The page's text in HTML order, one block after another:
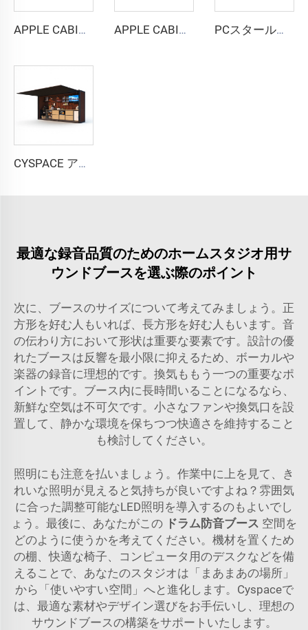
APPLE CABIN CAPSULE HOUSE -Cyspace A12シリーズ APPLE CABIN CAPSULE HOUSE -Cyspace二階建てシリーズ PCスタールームカプセルハウス
CYSPACE アウトドアキッチン
最適な録音品質のためのホームスタジオ用サ
ウンドブースを選ぶ際のポイント
次に、ブースのサイズについて考えてみましょう。正
方形を好む人もいれば、長方形を好む人もいます。音
の伝わり方において形状は重要な要素です。設計の優
れたブースは反響を最小限に抑えるため、ボーカルや
楽器の録音に理想的です。換気ももう一つの重要なポ
イントです。ブース内に長時間いることになるなら、
新鮮な空気は不可欠です。小さなファンや換気口を設
置して、静かな環境を保ちつつ快適さを維持すること
も検討してください。
照明にも注意を払いましょう。作業中に上を見て、き
れいな照明が見えると気持ちが良いですよね？雰囲気
に合った調整可能なLED照明を導入するのもよいでし
ょう。最後に、あなたがこの ドラム防音ブース 空間を
どのように使うかを考えてください。機材を置くため
の棚、快適な椅子、コンピュータ用のデスクなどを備
えることで、あなたのスタジオは「まあまあの場所」
から「使いやすい空間」へと進化します。Cyspaceで
は、最適な素材やデザイン選びをお手伝いし、理想の
サウンドブースの構築をサポートいたします。